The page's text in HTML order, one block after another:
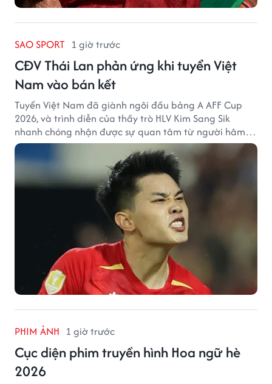
SAO SPORT 1 giờ trước
CĐV Thái Lan phản ứng khi tuyển Việt
Nam vào bán kết
Tuyển Việt Nam đã giành ngôi đầu bảng A AFF Cup
2026, và trình diễn của thầy trò HLV Kim Sang Sik
nhanh chóng nhận được sự quan tâm từ người hâm
mộ Thái Lan.
PHIM ẢNH 1 giờ trước
Cục diện phim truyền hình Hoa ngữ hè
2026